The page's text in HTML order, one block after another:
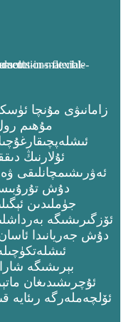
زامانىۋى مۇنچا
مۇھىم
ئۇلارنىڭ
ئەۋرىشىمچانلىقى
دۇش
جۈملىدىن
ئۆزگىرىشىگە
دۇش جەريانىدا
بېرىشىگە
ئۇچرىشىدىغان
ئۆلچەملەرگە رىئايە